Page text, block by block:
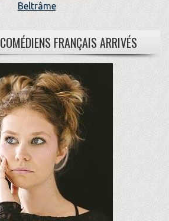
Beltrâme
COMÉDIENS FRANÇAIS ARRIVÉS